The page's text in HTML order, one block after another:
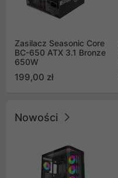
Zasilacz Seasonic Core
BC-650 ATX 3.1 Bronze
650W
199,00 zł
Nowości